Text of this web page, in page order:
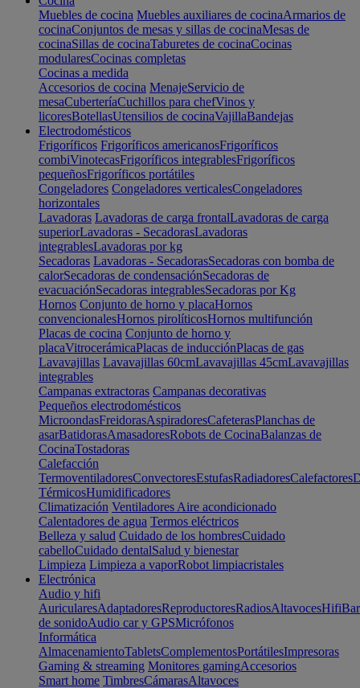
Muebles de cocina Muebles auxiliares de cocinaArmarios de
cocinaConjuntos de mesas y sillas de cocinaMesas de
cocinaSillas de cocinaTaburetes de cocinaCocinas
modularesCocinas completas
Cocinas a medida
Accesorios de cocina MenajeServicio de
mesaCuberteríaCuchillos para chefVinos y
licoresBotellasUtensilios de cocinaVajillaBandejas
Electrodomésticos
Frigoríficos Frigoríficos americanosFrigoríficos
combiVinotecasFrigoríficos integrablesFrigoríficos
pequeñosFrigoríficos portátiles
Congeladores Congeladores verticalesCongeladores
horizontales
Lavadoras Lavadoras de carga frontalLavadoras de carga
superiorLavadoras - SecadorasLavadoras
integrablesLavadoras por kg
Secadoras Lavadoras - SecadorasSecadoras con bomba de
calorSecadoras de condensaciónSecadoras de
evacuaciónSecadoras integrablesSecadoras por Kg
Hornos Conjunto de horno y placaHornos
convencionalesHornos pirolíticosHornos multifunción
Placas de cocina Conjunto de horno y
placaVitrocerámicaPlacas de inducciónPlacas de gas
Lavavajillas Lavavajillas 60cmLavavajillas 45cmLavavajillas
integrables
Campanas extractoras Campanas decorativas
Pequeños electrodomésticos
MicroondasFreidorasAspiradoresCafeterasPlanchas de
asarBatidorasAmasadoresRobots de CocinaBalanzas de
CocinaTostadoras
Calefacción
TermoventiladoresConvectoresEstufasRadiadoresCalefactores
TérmicosHumidificadores
Climatización Ventiladores Aire acondicionado
Calentadores de agua Termos eléctricos
Belleza y salud Cuidado de los hombresCuidado
cabelloCuidado dentalSalud y bienestar
Limpieza Limpieza a vaporRobot limpiacristales
Electrónica
Audio y hifi
AuricularesAdaptadoresReproductoresRadiosAltavocesHifi
de sonidoAudio car y GPSMicrófonos
Informática
AlmacenamientoTabletsComplementosPortátilesImpresoras
Gaming & streaming Monitores gamingAccesorios
Smart home TimbresCámarasAltavoces